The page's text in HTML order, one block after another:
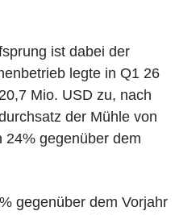
ist dabei der
legte in Q1 26
Mio. USD zu, nach
der Mühle von
24% gegenüber dem
gegenüber dem Vorjahr